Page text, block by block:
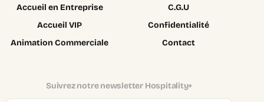
Accueil en Entreprise
Accueil VIP
Animation Commerciale
C.G.U
Confidentialité
Contact
Suivrez notre newsletter Hospitality+